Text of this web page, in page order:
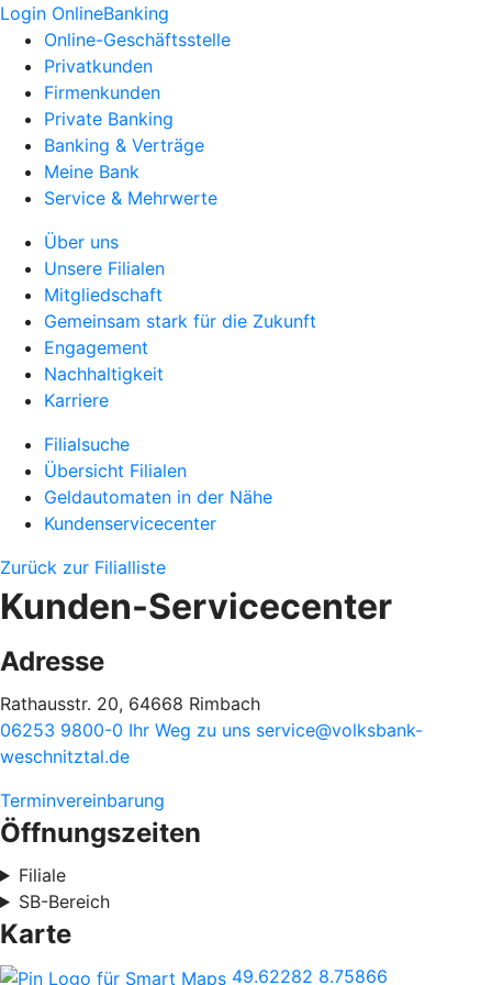
Login OnlineBanking
Online-Geschäftsstelle
Privatkunden
Firmenkunden
Private Banking
Banking & Verträge
Meine Bank
Service & Mehrwerte
Über uns
Unsere Filialen
Mitgliedschaft
Gemeinsam stark für die Zukunft
Engagement
Nachhaltigkeit
Karriere
Filialsuche
Übersicht Filialen
Geldautomaten in der Nähe
Kundenservicecenter
Zurück zur Filialliste
Kunden-Servicecenter
Adresse
Rathausstr. 20, 64668 Rimbach
06253 9800-0 Ihr Weg zu uns service@volksbank-
weschnitztal.de
Terminvereinbarung
Öffnungszeiten
Filiale
SB-Bereich
Karte
49.62282 8.75866